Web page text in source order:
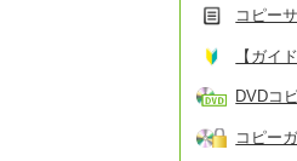
コピー
【ガイ
DVDコ
コピー